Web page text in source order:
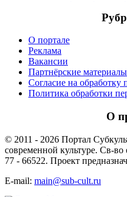
О портале
Реклама
Вакансии
Партнёрские материалы
Согласие на
Политика обработки
О
© 2011 - 2026 Портал
современной культуре.
77 - 66522. Проект
E-mail: main@sub-cult.ru